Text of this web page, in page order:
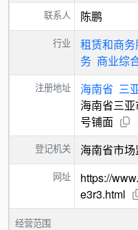
联系人 陈鹏
行业 租赁和商
务 商业综
注册地址 海南省 三
海南省三
号铺面
登记机关 海南省市
网址
https://
e3r3.html
经营范围